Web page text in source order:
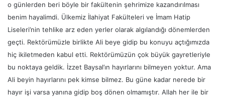
o günlerden beri böyle bir fakültenin şehrimize kazandırılması
benim hayalimdi. Ülkemiz İlahiyat Fakülteleri ve İmam Hatip
Liseleri’nin tehlike arz eden yerler olarak algılandığı dönemlerden
geçti. Rektörümüzle birlikte Ali beye gidip bu konuyu açtığımızda
hiç ikiletmeden kabul etti. Rektörümüzün çok büyük gayretleriyle
bu noktaya geldik. İzzet Baysal’ın hayırlarını bilmeyen yoktur. Ama
Ali beyin hayırlarını pek kimse bilmez. Bu güne kadar nerede bir
hayır işi varsa yanına gidip boş dönen olmamıştır. Allah her ile bir